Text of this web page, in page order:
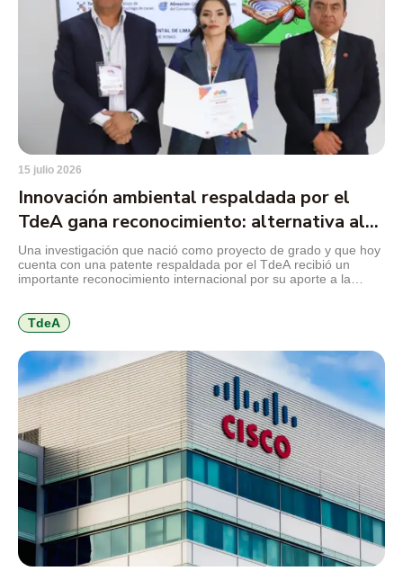
15 julio 2026
Innovación ambiental respaldada por el
TdeA gana reconocimiento: alternativa al
mercurio en la minería
Una investigación que nació como proyecto de grado y que hoy
cuenta con una patente respaldada por el TdeA recibió un
importante reconocimiento internacional por su aporte a la
elaborado a partir de la cáscara de cacao, una […]
TdeA